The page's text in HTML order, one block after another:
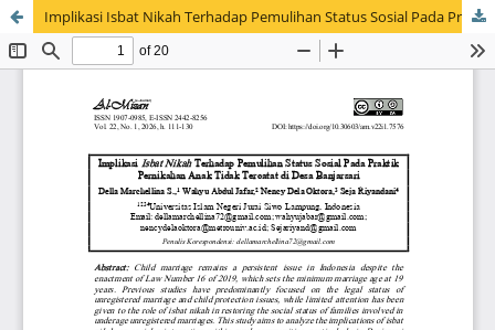
Implikasi Isbat Nikah Terhadap Pemulihan Status Sosial Pada Praktik Pernikahan Anak Tidak Tercatat di Desa Banjarsari